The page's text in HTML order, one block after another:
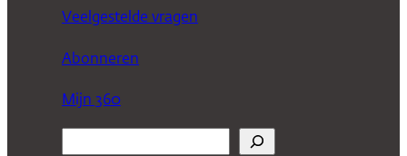
Veelgestelde vragen
Abonneren
Mijn 360